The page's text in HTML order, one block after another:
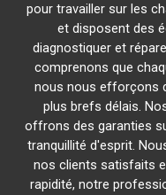
pour travailler sur les
et disposent des
diagnostiquer et
comprenons que
nous nous efforçons
plus brefs délais.
offrons des garanties
tranquillité d'esprit.
nos clients satisfaits
rapidité, notre